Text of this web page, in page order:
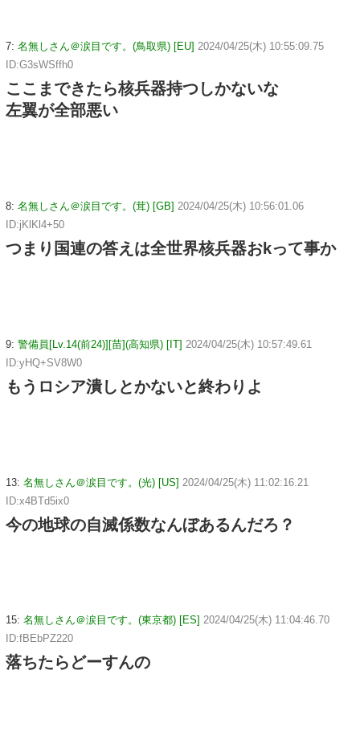
7: 名無しさん＠涙目です。(鳥取県) [EU] 2024/04/25(木) 10:55:09.75
ID:G3sWSffh0
ここまできたら核兵器持つしかないな
左翼が全部悪い
8: 名無しさん＠涙目です。(茸) [GB] 2024/04/25(木) 10:56:01.06
ID:jKlKl4+50
つまり国連の答えは全世界核兵器おkって事か
9: 警備員[Lv.14(前24)][苗](高知県) [IT] 2024/04/25(木) 10:57:49.61
ID:yHQ+SV8W0
もうロシア潰しとかないと終わりよ
13: 名無しさん＠涙目です。(光) [US] 2024/04/25(木) 11:02:16.21
ID:x4BTd5ix0
今の地球の自滅係数なんぼあるんだろ？
15: 名無しさん＠涙目です。(東京都) [ES] 2024/04/25(木) 11:04:46.70
ID:fBEbPZ220
落ちたらどーすんの